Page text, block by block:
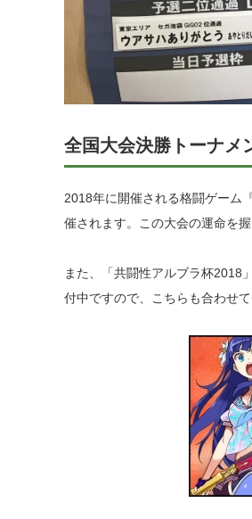
全国大会決勝トーナメ
2018年に開催される格闘ゲーム
催されます。この大会の運命を
また、「共闘性アルブラ杯2018
付中ですので、こちらも合わせ